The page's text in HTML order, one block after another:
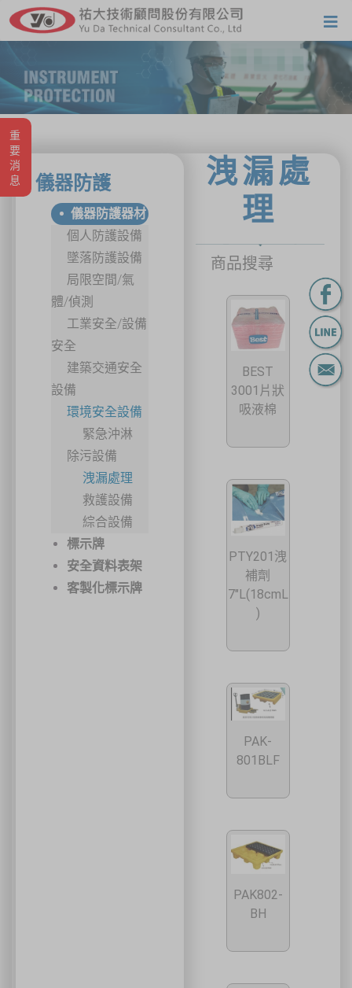
重要消息 儀器防護
儀器防護器材
個人防護設備
墜落防護設備
局限空間/氣
體/偵測
工業安全/設備
安全
建築交通安全
設備
環境安全設備
緊急沖淋
除污設備
洩漏處理
救護設備
綜合設備
標示牌
安全資料表架
客製化標示牌
洩漏處
理
商品搜尋
BEST
3001片狀
吸液棉
PTY201洩
補劑
7"L(18cmL
)
PAK-
801BLF
PAK802-
BH